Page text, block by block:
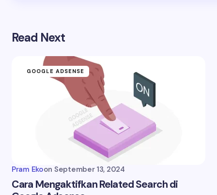
Read Next
GOOGLE ADSENSE
Pram Ekoon September 13, 2024
Cara Mengaktifkan Related Search di